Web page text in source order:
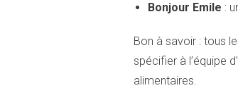
Bonjour Emile :
Bon à savoir : tous
spécifier à l’équipe
alimentaires.